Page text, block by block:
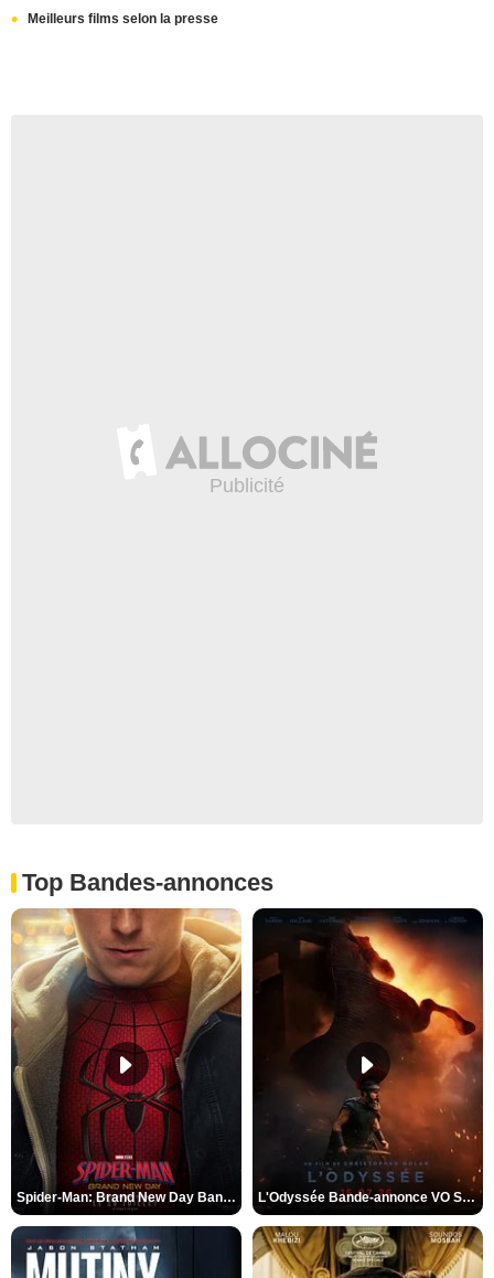
Meilleurs films selon la presse
Top Bandes-annonces
Spider-Man: Brand New Day Bande-annonce VO STFR L'Odyssée Bande-annonce VO STFR